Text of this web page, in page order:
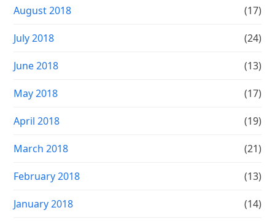
August 2018 (17)
July 2018 (24)
June 2018 (13)
May 2018 (17)
April 2018 (19)
March 2018 (21)
February 2018 (13)
January 2018 (14)